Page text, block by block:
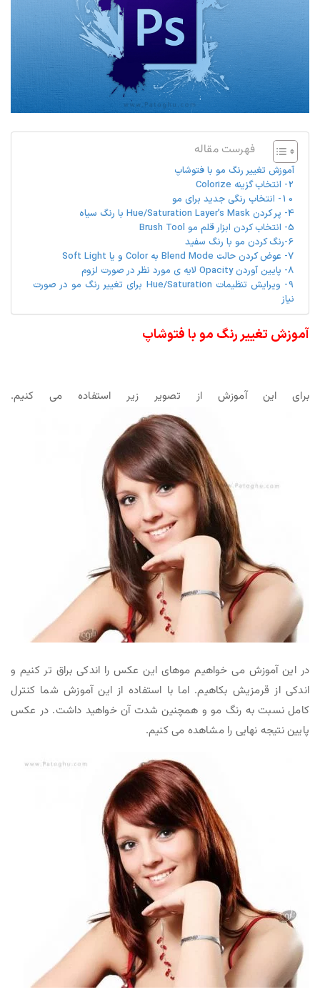
فهرست مقاله
آموزش تغییر رنگ مو با فتوشاپ
2- انتخاب گزینه Colorize
10- انتخاب رنگی جدید برای مو
4- پر کردن Hue/Saturation Layer’s Mask با رنگ سیاه
5- انتخاب کردن ابزار قلم مو Brush Tool
6-رنگ کردن مو با رنگ سفید
7- عوض کردن حالت Blend Mode به Color و یا Soft Light
8- پایین آوردن Opacity لایه ی مورد نظر در صورت لزوم
9- ویرایش تنظیمات Hue/Saturation برای تغییر رنگ مو در صورت
نیاز
آموزش تغییر رنگ مو با فتوشاپ
برای این آموزش از تصویر زیر استفاده می کنیم.
در این آموزش می خواهیم موهای این عکس را اندکی براق تر کنیم و
اندکی از قرمزیش بکاهیم. اما با استفاده از این آموزش شما کنترل
کامل نسبت به رنگ مو و همچنین شدت آن خواهید داشت. در عکس
پایین نتیجه نهایی را مشاهده می کنیم.